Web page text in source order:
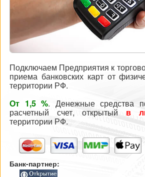
Подключаем Предприятия к
приема банковских карт от
территории РФ.
От 1,5 %. Денежные средства
расчетный счет, открытый в
территории РФ.
Банк-партнер: